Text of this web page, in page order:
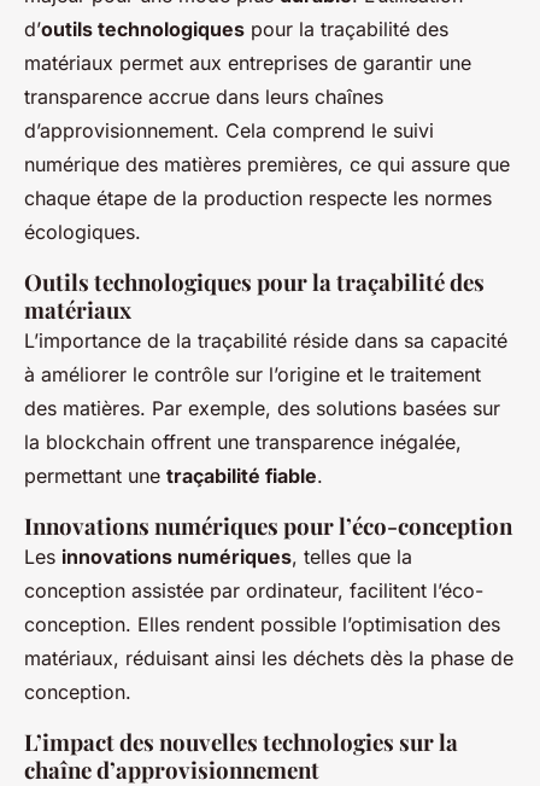
d’outils technologiques pour la traçabilité des
matériaux permet aux entreprises de garantir une
transparence accrue dans leurs chaînes
d’approvisionnement. Cela comprend le suivi
numérique des matières premières, ce qui assure que
chaque étape de la production respecte les normes
écologiques.
Outils technologiques pour la traçabilité des
matériaux
L’importance de la traçabilité réside dans sa capacité
à améliorer le contrôle sur l’origine et le traitement
des matières. Par exemple, des solutions basées sur
la blockchain offrent une transparence inégalée,
permettant une traçabilité fiable.
Innovations numériques pour l’éco-conception
Les innovations numériques, telles que la
conception assistée par ordinateur, facilitent l’éco-
conception. Elles rendent possible l’optimisation des
matériaux, réduisant ainsi les déchets dès la phase de
conception.
L’impact des nouvelles technologies sur la
chaîne d’approvisionnement